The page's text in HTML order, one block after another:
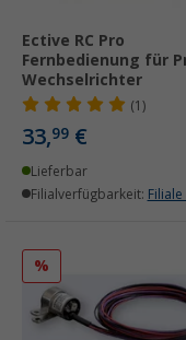
Ective RC Pro
Fernbedienung für
Wechselrichter
(1)
33,99 €
Lieferbar
Filialverfügbarkeit: Filiale
%